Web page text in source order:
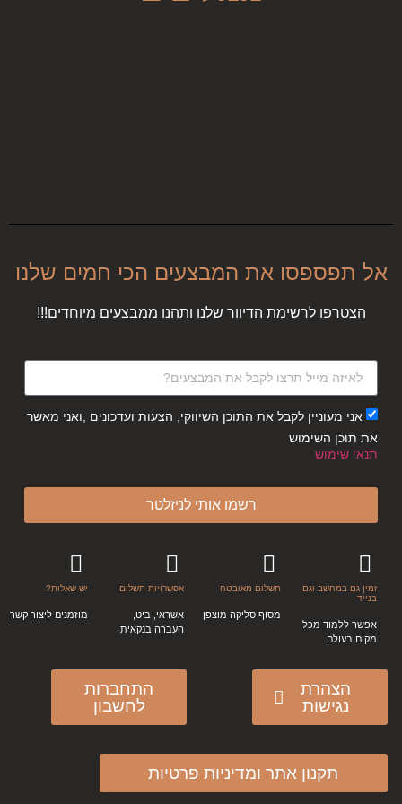
אל תפספסו את המבצעים הכי חמים שלנו
הצטרפו לרשימת הדיוור שלנו ותהנו ממבצעים מיוחדים!!!
אני מעוניין לקבל את התוכן השיווקי, הצעות ועדכונים ,ואני מאשר
את תוכן השימוש
תנאי שימוש
רשמו אותי לניזלטר
זמין גם במחשב וגם
בנייד
אפשר ללמוד מכל
מקום בעולם
תשלום מאובטח
מסוף סליקה מוצפן
אפשרויות תשלום
אשראי, ביט,
העברה בנקאית
יש שאלות?
מוזמנים ליצור קשר
הצהרת
נגישות
התחברות
לחשבון
תקנון אתר ומדיניות פרטיות